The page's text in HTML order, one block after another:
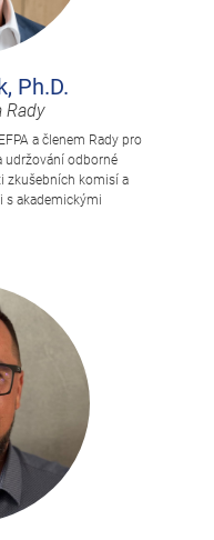
Ph.D.
Rady
a členem Rady pro
udržování odborné
zkušebních komisí a
s akademickými